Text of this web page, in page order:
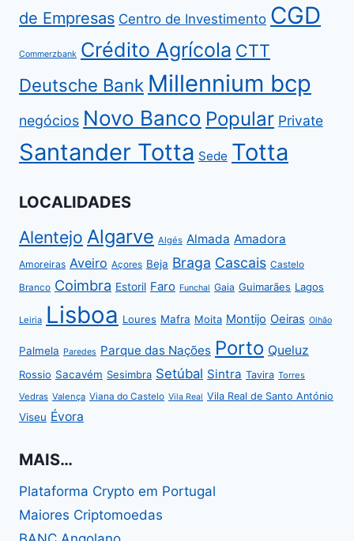
de Empresas Centro de Investimento CGD
Commerzbank Crédito Agrícola CTT
Deutsche Bank Millennium bcp
negócios Novo Banco Popular Private
Santander Totta Sede Totta
LOCALIDADES
Alentejo Algarve Algés Almada Amadora
Amoreiras Aveiro Açores Beja Braga Cascais Castelo
Branco Coimbra Estoril Faro Funchal Gaia Guimarães Lagos
Leiria Lisboa Loures Mafra Moita Montijo Oeiras Olhão
Palmela Paredes Parque das Nações Porto Queluz
Rossio Sacavém Sesimbra Setúbal Sintra Tavira Torres
Vedras Valença Viana do Castelo Vila Real Vila Real de Santo António
Viseu Évora
MAIS…
Plataforma Crypto em Portugal
Maiores Criptomoedas